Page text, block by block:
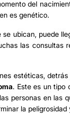
del
es genético.
ubican, puede
las
estéticas,
. Este es un tipo
personas en las
la